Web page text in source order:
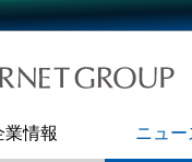
業情報
社史
ニュー
ュリティ事業
ン
ンクルージョン
ープ成長戦略・